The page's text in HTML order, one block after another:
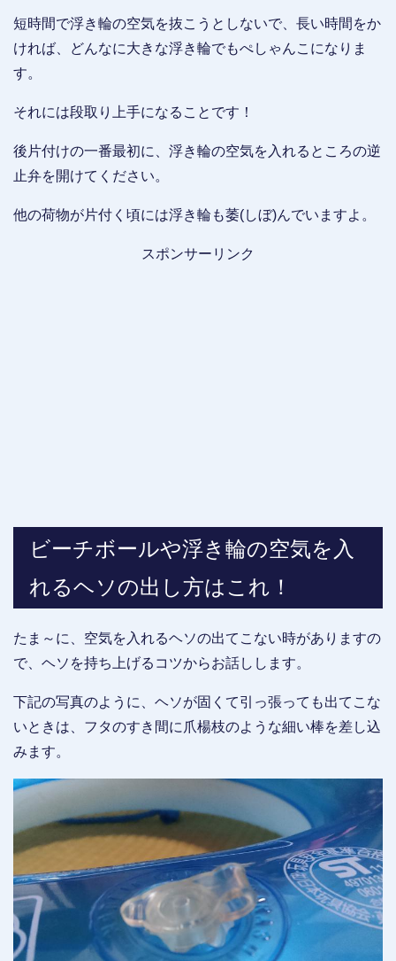
短時間で浮き輪の空気を抜こうとしないで、長い時間をか
ければ、どんなに大きな浮き輪でもぺしゃんこになりま
す。
それには段取り上手になることです！
後片付けの一番最初に、浮き輪の空気を入れるところの逆
止弁を開けてください。
他の荷物が片付く頃には浮き輪も萎(しぼ)んでいますよ。
スポンサーリンク
ビーチボールや浮き輪の空気を入
れるヘソの出し方はこれ！
たま～に、空気を入れるヘソの出てこない時がありますの
で、ヘソを持ち上げるコツからお話しします。
下記の写真のように、ヘソが固くて引っ張っても出てこな
いときは、フタのすき間に爪楊枝のような細い棒を差し込
みます。